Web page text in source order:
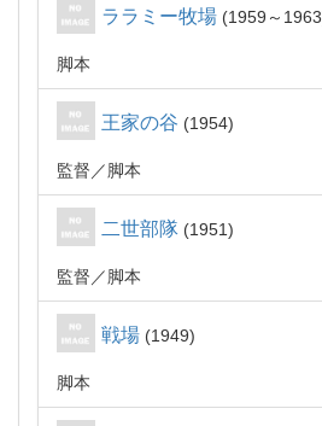
ララミー牧場 1959～1963
脚本
王家の谷 1954
監督 脚本
二世部隊 1951
監督 脚本
戦場 1949
脚本